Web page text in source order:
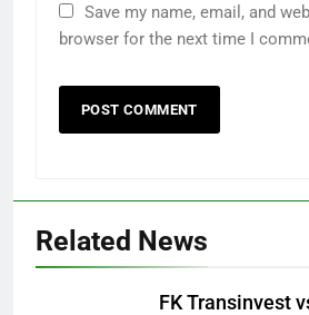
Save my name, email, and
browser for the next time I
Related News
FK Transinvest